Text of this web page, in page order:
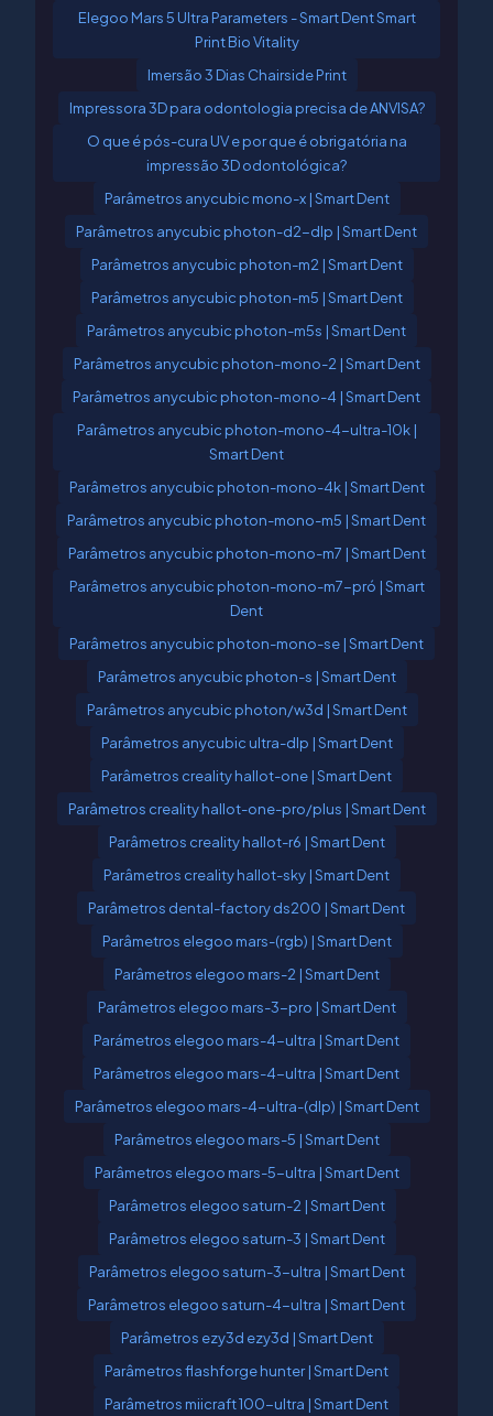
Elegoo Mars 5 Ultra Parameters - Smart Dent Smart
Print Bio Vitality
Imersão 3 Dias Chairside Print
Impressora 3D para odontologia precisa de ANVISA?
O que é pós-cura UV e por que é obrigatória na
impressão 3D odontológica?
Parâmetros anycubic mono-x | Smart Dent
Parâmetros anycubic photon-d2-dlp | Smart Dent
Parâmetros anycubic photon-m2 | Smart Dent
Parâmetros anycubic photon-m5 | Smart Dent
Parâmetros anycubic photon-m5s | Smart Dent
Parâmetros anycubic photon-mono-2 | Smart Dent
Parâmetros anycubic photon-mono-4 | Smart Dent
Parâmetros anycubic photon-mono-4-ultra-10k |
Smart Dent
Parâmetros anycubic photon-mono-4k | Smart Dent
Parâmetros anycubic photon-mono-m5 | Smart Dent
Parâmetros anycubic photon-mono-m7 | Smart Dent
Parâmetros anycubic photon-mono-m7-pró | Smart
Dent
Parâmetros anycubic photon-mono-se | Smart Dent
Parâmetros anycubic photon-s | Smart Dent
Parâmetros anycubic photon/w3d | Smart Dent
Parâmetros anycubic ultra-dlp | Smart Dent
Parâmetros creality hallot-one | Smart Dent
Parâmetros creality hallot-one-pro/plus | Smart Dent
Parâmetros creality hallot-r6 | Smart Dent
Parâmetros creality hallot-sky | Smart Dent
Parâmetros dental-factory ds200 | Smart Dent
Parâmetros elegoo mars-(rgb) | Smart Dent
Parâmetros elegoo mars-2 | Smart Dent
Parâmetros elegoo mars-3-pro | Smart Dent
Parámetros elegoo mars-4-ultra | Smart Dent
Parâmetros elegoo mars-4-ultra | Smart Dent
Parâmetros elegoo mars-4-ultra-(dlp) | Smart Dent
Parâmetros elegoo mars-5 | Smart Dent
Parâmetros elegoo mars-5-ultra | Smart Dent
Parâmetros elegoo saturn-2 | Smart Dent
Parâmetros elegoo saturn-3 | Smart Dent
Parâmetros elegoo saturn-3-ultra | Smart Dent
Parâmetros elegoo saturn-4-ultra | Smart Dent
Parâmetros ezy3d ezy3d | Smart Dent
Parâmetros flashforge hunter | Smart Dent
Parâmetros miicraft 100-ultra | Smart Dent